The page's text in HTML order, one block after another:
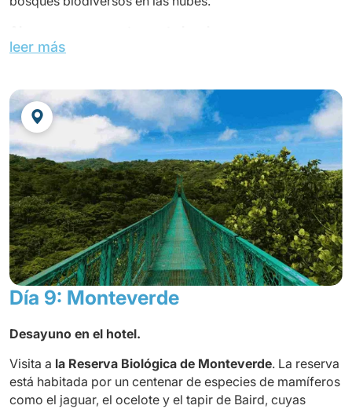
Cena en el hotel
OPCIONAL:
Visita al Refugio de Gatos (Las Pumas) USD. 14.00
P/persona
JAGUARUNDI LODGE o similar
leer más
Día 9: Monteverde
Desayuno en el hotel.
Visita a la Reserva Biológica de Monteverde. La reserva
está habitada por un centenar de especies de mamíferos
como el jaguar, el ocelote y el tapir de Baird, cuyas